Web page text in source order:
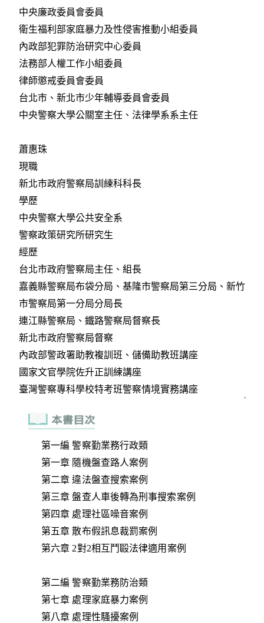
第一編 警察勤業務行政類
第一章 隨機盤查路人案例
第二章 違法盤查搜索案例
第三章 盤查人車後轉為刑事搜索案例
第四章 處理社區噪音案例
第五章 散布假訊息裁罰案例
第六章 2對2相互鬥毆法律適用案例
第二編 警察勤業務防治類
第七章 處理家庭暴力案例
第八章 處理性騷擾案例